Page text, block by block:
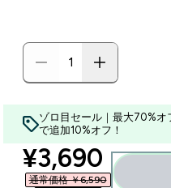
ゾロ目セール｜最大70%オ
で追加10%オフ！
discounted
¥3,690‎
通常価格 ￥6,590‎